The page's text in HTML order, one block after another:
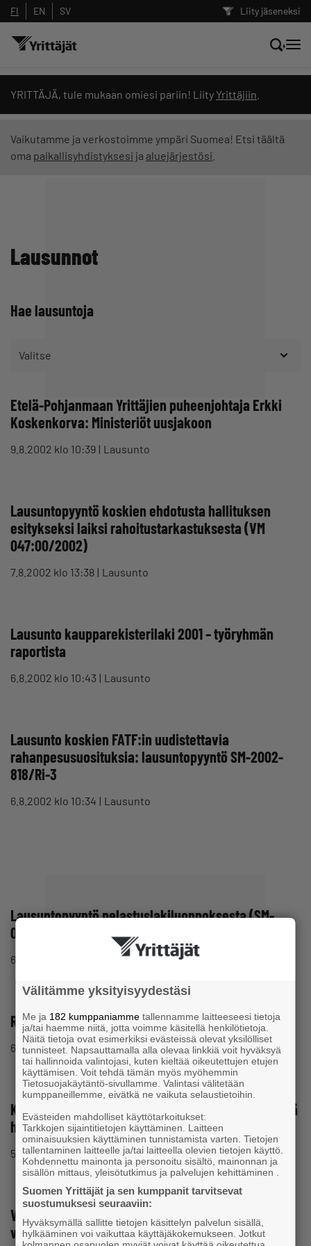
Liity jäseneksi
FI EN SV
YRITTÄJÄ, tule mukaan omiesi pariin! Liity Yrittäjiin
Vaikutamme ja verkostoimme ympäri Suomea! Etsi täältä
oma paikallisyhdistyksesi ja aluejärjestösi
Lausunnot
Hae lausuntoja
Valitse
Etelä-Pohjanmaan Yrittäjien puheenjohtaja Erkki
Koskenkorva: Ministeriöt uusjakoon
9.8.2002 klo 10:39 Lausunto
Lausuntopyyntö koskien ehdotusta hallituksen
esitykseksi laiksi rahoitustarkastuksesta (VM
047:00/2002)
7.8.2002 klo 13:38 Lausunto
Lausunto kaupparekisterilaki 2001 – työryhmän
raportista
6.8.2002 klo 10:43 Lausunto
Lausunto koskien FATF:in uudistettavia
rahanpesusuosituksia: lausuntopyyntö SM-2002-
818/Ri-3
6.8.2002 klo 10:34 Lausunto
Lausuntopyyntö pelastuslakiluonnoksesta (SM-
0668:00/25/01/2000)
6.8.2002 klo 10:24 Lausunto
RSL COM osaksi Finnetiä
6.8.2002 klo 10:21 Lausunto
Kansallisten yritystukien riittävyyteen kiinnitettävä
huomiota
5.8.2002 klo 14:36 Lausunto
Valtiontilintarkastajain kertomuksen valmistelu
vuodelta 2001
Hae sivustolta tai kysy suoraan
Yrittäjien tekoälyltä
Välitämme yksityisyydestäsi
Me ja 182 kumppaniamme tallennamme laitteeseesi tietoja
ja/tai haemme niitä, jotta voimme käsitellä henkilötietoja.
Näitä tietoja ovat esimerkiksi evästeissä olevat yksilölliset
tunnisteet. Napsauttamalla alla olevaa linkkiä voit hyväksyä
tai hallinnoida valintojasi, kuten kieltää oikeutettujen etujen
käyttämisen. Voit tehdä tämän myös myöhemmin
Tietosuojakäytäntö-sivullamme. Valintasi välitetään
kumppaneillemme, eivätkä ne vaikuta selaustietoihin.
Evästeiden mahdolliset käyttötarkoitukset:
Tarkkojen sijaintitietojen käyttäminen. Laitteen
ominaisuuksien käyttäminen tunnistamista varten. Tietojen
tallentaminen laitteelle ja/tai laitteella olevien tietojen käyttö.
Kohdennettu mainonta ja personoitu sisältö, mainonnan ja
sisällön mittaus, yleisötutkimus ja palvelujen kehittäminen .
Suomen Yrittäjät ja sen kumppanit tarvitsevat
suostumuksesi seuraaviin:
Hyväksymällä sallitte tietojen käsittelyn palvelun sisällä,
hylkääminen voi vaikuttaa käyttäjäkokemukseen. Jotkut